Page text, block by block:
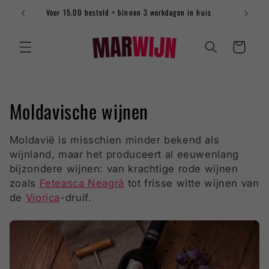
naar
de
Voor 15.00 besteld = binnen 3 werkdagen in huis
Winkelwagen
C
o
l
l
e
c
Moldavische wijnen
Moldavië is misschien minder bekend als
wijnland, maar het produceert al eeuwenlang
bijzondere wijnen: van krachtige rode wijnen
zoals Feteasca Neagră tot frisse witte wijnen van
de Viorica-druif.